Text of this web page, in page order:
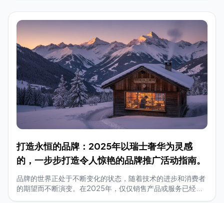
打造永恒的品牌：2025年以瑞士奢华为灵感
的，一步步打造令人惊艳的品牌推广活动指南。
品牌的世界正处于不断变化的状态，随着技术的进步和消费者
的期望而不断演变。在2025年，仅仅销售产品或服务已经...